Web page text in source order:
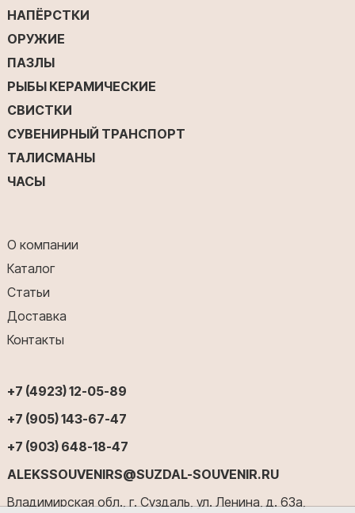
НАПЁРСТКИ
ОРУЖИЕ
ПАЗЛЫ
РЫБЫ КЕРАМИЧЕСКИЕ
СВИСТКИ
СУВЕНИРНЫЙ ТРАНСПОРТ
ТАЛИСМАНЫ
ЧАСЫ
О компании
Каталог
Статьи
Доставка
Контакты
+7 (4923) 12-05-89
+7 (905) 143-67-47
+7 (903) 648-18-47
ALEKSSOUVENIRS@SUZDAL-SOUVENIR.RU
Владимирская обл., г. Суздаль, ул. Ленина, д. 63а,